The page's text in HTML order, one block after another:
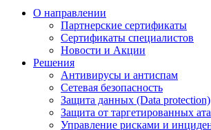
О направлении
Партнерские сертификаты
Сертификаты специалистов
Новости и Акции
Решения
Антивирусы и антиспам
Сетевая безопасность
Защита данных (Data protection)
Защита от таргетированных
Управление рисками и